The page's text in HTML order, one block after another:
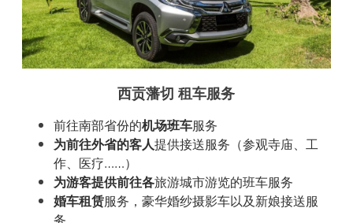
西贡藩切 租车服务
前往南部省份的机场班车服务
为前往外省的客人提供接送服务 （参观寺庙、工
作、医疗……）
为游客提供前往各旅游城市游览的班车服务
婚车租赁服务，豪华婚纱摄影车以及新娘接送服
务